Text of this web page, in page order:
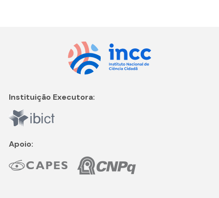
Instituição Executora:
Apoio: